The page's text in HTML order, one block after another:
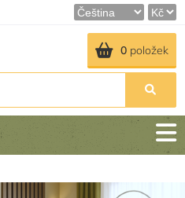
0položek